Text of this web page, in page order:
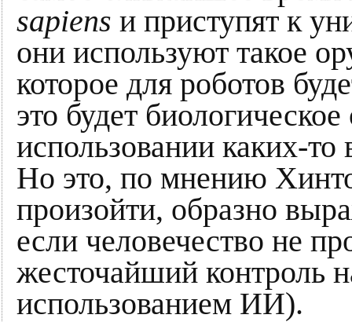
sapiens и приступят к
они используют такое
которое для роботов
это будет
использовании каких-
Но это, по мнению
произойти, образно
если человечество не
жесточайший контроль
использованием ИИ).